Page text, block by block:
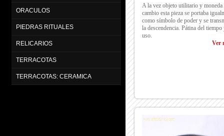
A la vez objeto utilitario y moneda
cambio esta pieza se portaba
como símbolo de poder y se
la descendencia. Pátina del tiempo
uso.
Ver
ORACULOS
PIEDRAS RITUALES
RELICARIOS
TERRACOTAS
TERRACOTAS: CERAMICA